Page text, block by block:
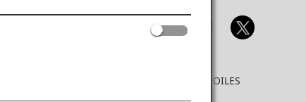
COMPAGNIE AÉRIENNE 5 ÉTOILES